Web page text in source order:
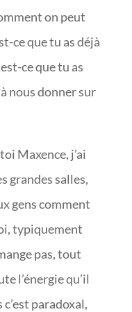
on peut
ce que tu as déjà
ce que tu as
nous donner sur
Maxence, j’ai
grandes salles,
gens comment
typiquement
pas, tout
l’énergie qu’il
paradoxal,